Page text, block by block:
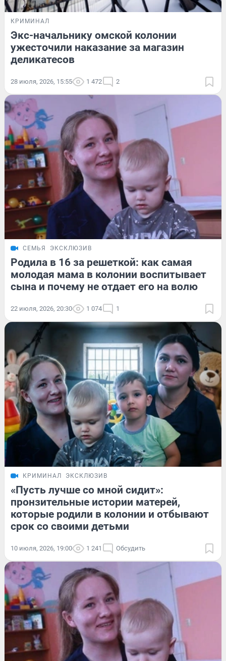
КРИМИНАЛ
Экс-начальнику омской колонии
ужесточили наказание за магазин
деликатесов
28 июля, 2026, 15:55 1 472 2
СЕМЬЯ ЭКСКЛЮЗИВ
Родила в 16 за решеткой: как самая
молодая мама в колонии воспитывает
сына и почему не отдает его на волю
22 июля, 2026, 20:30 1 074 1
КРИМИНАЛ ЭКСКЛЮЗИВ
«Пусть лучше со мной сидит»:
пронзительные истории матерей,
которые родили в колонии и отбывают
срок со своими детьми
10 июля, 2026, 19:00 1 241 Обсудить